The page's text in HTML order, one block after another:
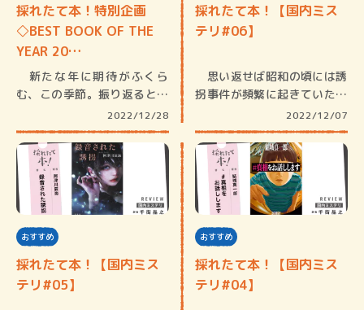
採れたて本！特別企画
◇BEST BOOK OF THE
YEAR 20…
新たな年に期待がふくら
む、この季節。振り返ると、
2022/12/28
採れたて本！【国内ミス
テリ#06】
思い返せば昭和の頃には誘
拐事件が頻繁に起きていた記
2022/12/07
おすすめ
採れたて本！【国内ミス
テリ#05】
おすすめ
採れたて本！【国内ミス
テリ#04】